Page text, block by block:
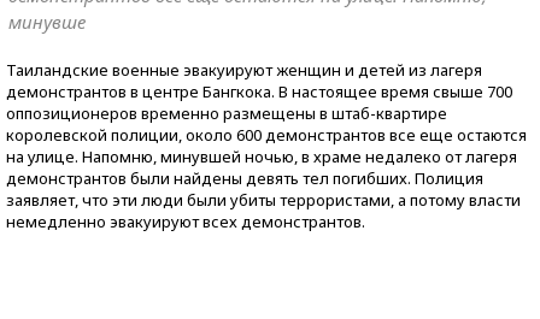
минувше
Таиландские военные эвакуируют женщин и детей из лагеря
демонстрантов в центре Бангкока. В настоящее время свыше 700
оппозиционеров временно размещены в штаб-квартире
королевской полиции, около 600 демонстрантов все еще остаются
на улице. Напомню, минувшей ночью, в храме недалеко от лагеря
демонстрантов были найдены девять тел погибших. Полиция
заявляет, что эти люди были убиты террористами, а потому власти
немедленно эвакуируют всех демонстрантов.